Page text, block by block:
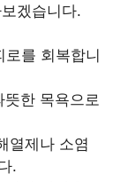
겠습니다.
를 회복합니
한 목욕으로
열제나 소염
.